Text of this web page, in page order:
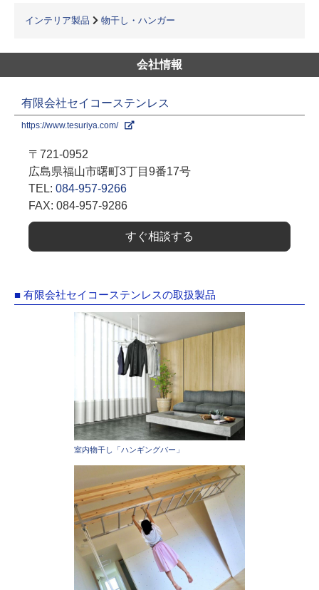
インテリア製品 物干し・ハンガー
会社情報
有限会社セイコーステンレス
https://www.tesuriya.com/
〒721-0952
広島県福山市曙町3丁目9番17号
TEL: 084-957-9266
FAX: 084-957-9286
すぐ相談する
■ 有限会社セイコーステンレスの取扱製品
室内物干し「ハンギングバー」